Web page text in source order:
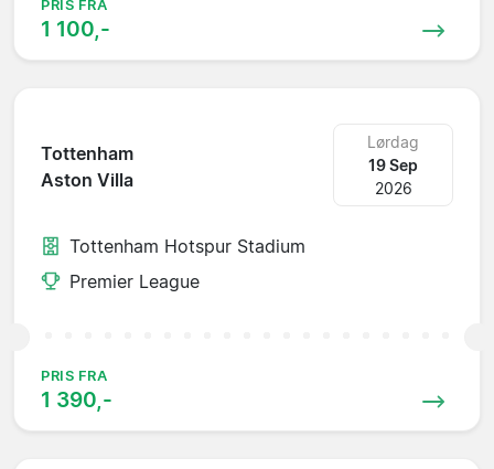
PRIS FRA
1 100,-
Tottenham
Aston Villa
Lørdag
19 Sep
2026
Tottenham Hotspur Stadium
Premier League
PRIS FRA
1 390,-